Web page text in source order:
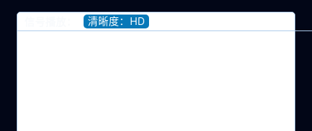
清晰度：HD